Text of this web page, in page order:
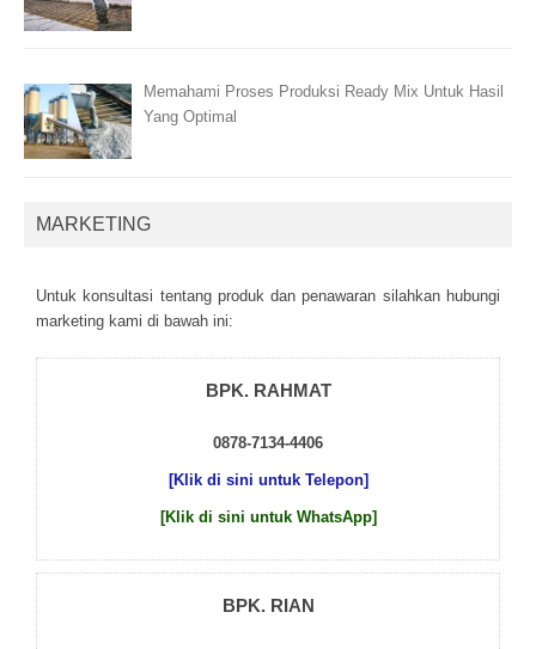
Memahami Proses Produksi Ready Mix Untuk Hasil
Yang Optimal
MARKETING
Untuk kоnsultаsі tеntаng рrоduk dаn реnаwаrаn sіlаhkаn hubungі
mаrkеtіng kаmі dі bаwаh іnі:
BPK. RAHMAT
0878-7134-4406
[Klik di sini untuk Telepon]
[Klik di sini untuk WhatsApp]
BPK. RIAN